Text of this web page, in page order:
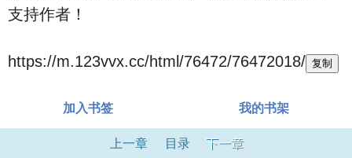
支持作者！
https://m.123vvx.cc/html/76472/76472018/ 复制
加入书签 我的书架
上一章 目录 下一章